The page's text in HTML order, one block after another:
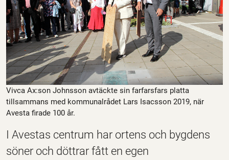
Vivca Ax:son Johnsson avtäckte sin farfarsfars platta
tillsammans med kommunalrådet Lars Isacsson 2019, när
Avesta firade 100 år.
I Avestas centrum har ortens och bygdens
söner och döttrar fått en egen